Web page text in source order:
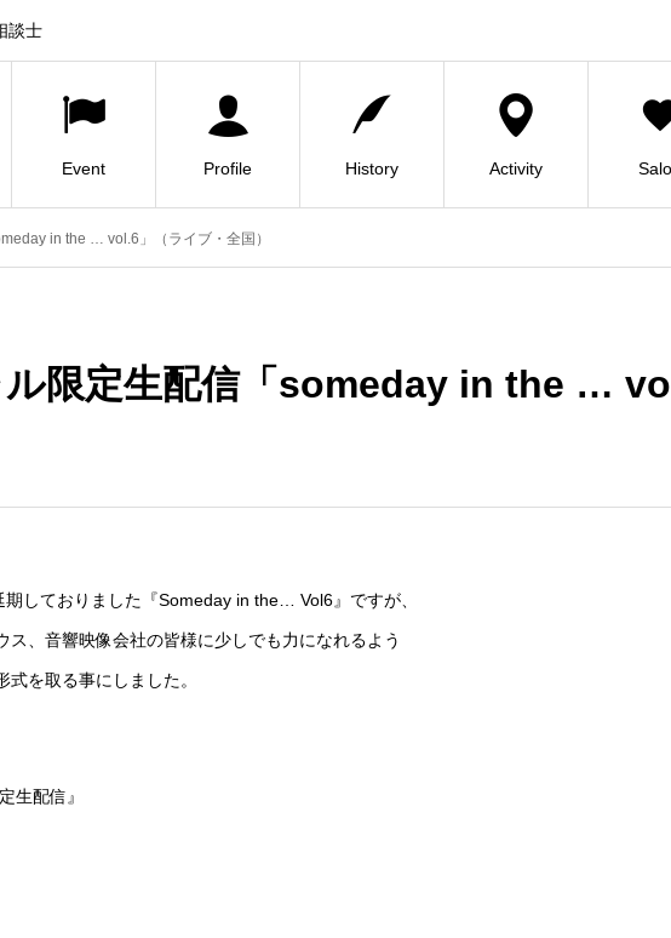
談士
Event Profile History Activity
in the … vol.6」（ライブ・全国）
限定生配信「someday in the …
しておりました『Someday in the… Vol6』ですが、
、音響映像会社の皆様に少しでも力になれるよう
式を取る事にしました。
生配信』